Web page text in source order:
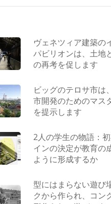
ヴェネツィア建築の
パビリオンは、土地
の再考を促します
ビッグのテロサ市は
市開発のためのマス
を提示します
2人の学生の物語：
インの決定が教育の
ように形成するか
型にはまらない遊び
クから作られ、コン